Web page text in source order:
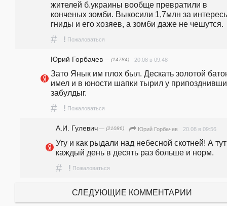
жителей б.украины вообще превратили в
конченых зомби. Выкосили 1,7млн за
гниды и его хозяев, а зомби даже не чешутся.
# ! Пожаловаться
Юрий Горбачев — (14784) 20.08 в 09:48
Зато Янык им плох был. Дескать золотой
имел и в юности шапки тырил у
забулдыг.
# ! Пожаловаться
А.И. Гулевич — (21086) Юрий Горбачев 20.08 в 09:56
Угу и как рыдали над небесной скотней! А тут
каждый день в десять раз больше и норм.
# ! Пожаловаться
СЛЕДУЮЩИЕ КОММЕНТАРИИ